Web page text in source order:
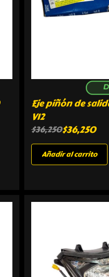
Eje piñón de
V12
$36,250$36,250
Añadir al carrito